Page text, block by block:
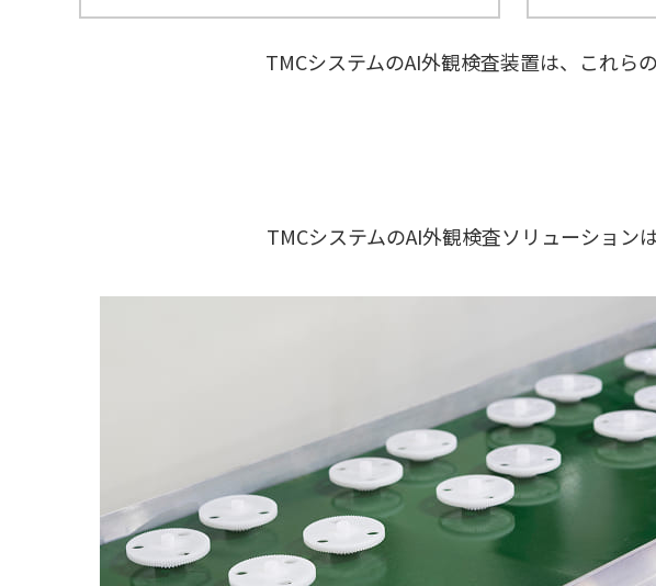
かわさき☆えるぼし
情報セキュリティへの取り組み
サイトマップ
TMCシステムのAI外観検査装置は、これら
TMCシステムのAI外観検査ソリューション